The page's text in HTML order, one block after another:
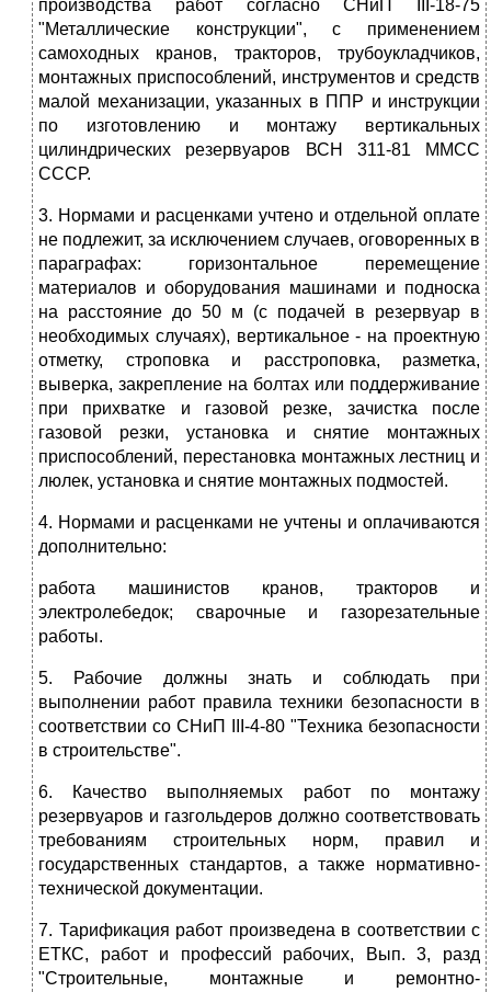
производства работ согласно СНиП III-18-75
"Металлические конструкции", с применением
самоходных кранов, тракторов, трубоукладчиков,
монтажных приспособлений, инструментов и средств
малой механизации, указанных в ППР и инструкции
по изготовлению и монтажу вертикальных
цилиндрических резервуаров ВСН 311-81 ММСС
СССР.
3. Нормами и расценками учтено и отдельной оплате
не подлежит, за исключением случаев, оговоренных в
параграфах: горизонтальное перемещение
материалов и оборудования машинами и подноска
на расстояние до 50 м (с подачей в резервуар в
необходимых случаях), вертикальное - на проектную
отметку, строповка и расстроповка, разметка,
выверка, закрепление на болтах или поддерживание
при прихватке и газовой резке, зачистка после
газовой резки, установка и снятие монтажных
приспособлений, перестановка монтажных лестниц и
люлек, установка и снятие монтажных подмостей.
4. Нормами и расценками не учтены и оплачиваются
дополнительно:
работа машинистов кранов, тракторов и
электролебедок; сварочные и газорезательные
работы.
5. Рабочие должны знать и соблюдать при
выполнении работ правила техники безопасности в
соответствии со СНиП III-4-80 "Техника безопасности
в строительстве".
6. Качество выполняемых работ по монтажу
резервуаров и газгольдеров должно соответствовать
требованиям строительных норм, правил и
государственных стандартов, а также нормативно-
технической документации.
7. Тарификация работ произведена в соответствии с
ЕТКС, работ и профессий рабочих, Вып. 3, разд
"Строительные, монтажные и ремонтно-